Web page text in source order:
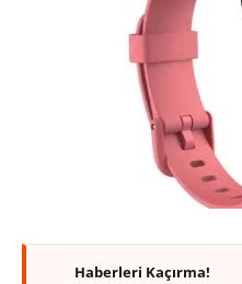
Haberleri Kaçırma!